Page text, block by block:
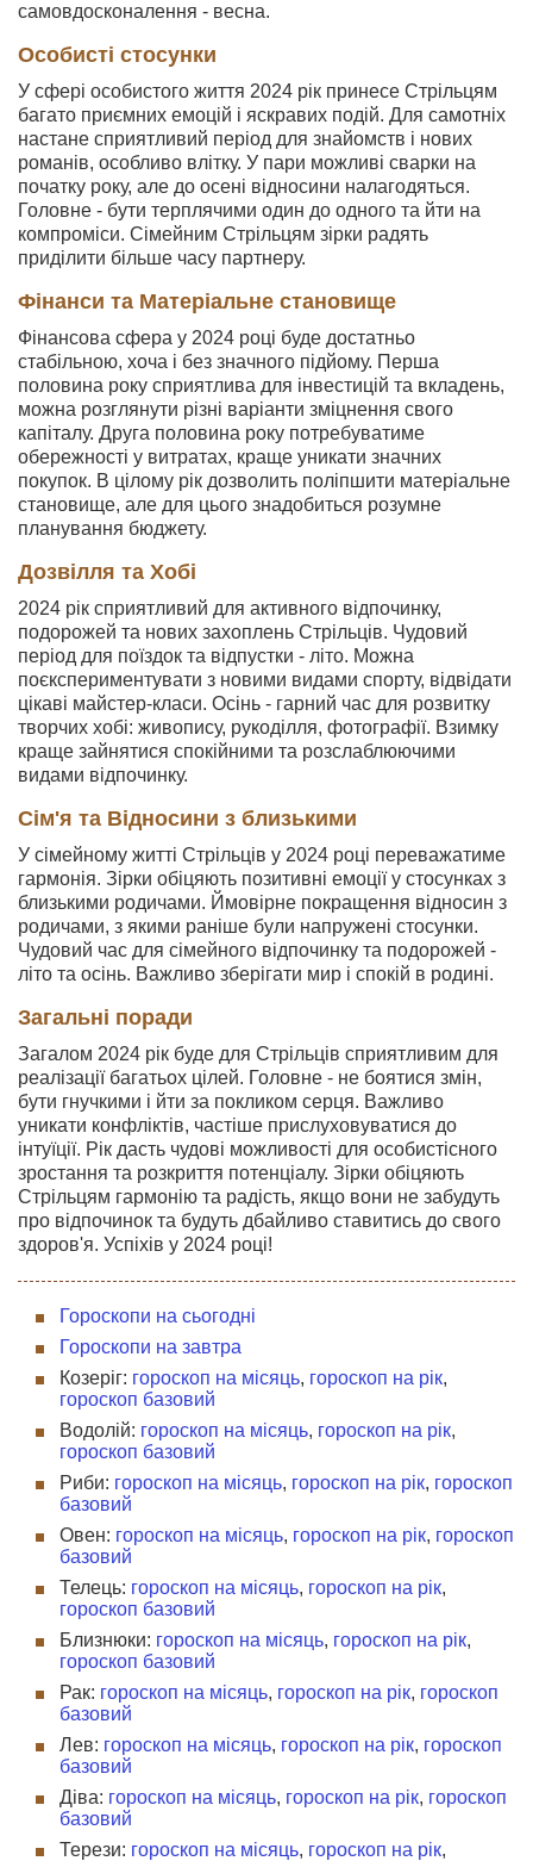
самовдосконалення - весна.
Особисті стосунки
У сфері особистого життя 2024 рік принесе Стрільцям
багато приємних емоцій і яскравих подій. Для самотніх
настане сприятливий період для знайомств і нових
романів, особливо влітку. У пари можливі сварки на
початку року, але до осені відносини налагодяться.
Головне - бути терплячими один до одного та йти на
компроміси. Сімейним Стрільцям зірки радять
приділити більше часу партнеру.
Фінанси та Матеріальне становище
Фінансова сфера у 2024 році буде достатньо
стабільною, хоча і без значного підйому. Перша
половина року сприятлива для інвестицій та вкладень,
можна розглянути різні варіанти зміцнення свого
капіталу. Друга половина року потребуватиме
обережності у витратах, краще уникати значних
покупок. В цілому рік дозволить поліпшити матеріальне
становище, але для цього знадобиться розумне
планування бюджету.
Дозвілля та Хобі
2024 рік сприятливий для активного відпочинку,
подорожей та нових захоплень Стрільців. Чудовий
період для поїздок та відпустки - літо. Можна
поєкспериментувати з новими видами спорту, відвідати
цікаві майстер-класи. Осінь - гарний час для розвитку
творчих хобі: живопису, рукоділля, фотографії. Взимку
краще зайнятися спокійними та розслаблюючими
видами відпочинку.
Сім'я та Відносини з близькими
У сімейному житті Стрільців у 2024 році переважатиме
гармонія. Зірки обіцяють позитивні емоції у стосунках з
близькими родичами. Ймовірне покращення відносин з
родичами, з якими раніше були напружені стосунки.
Чудовий час для сімейного відпочинку та подорожей -
літо та осінь. Важливо зберігати мир і спокій в родині.
Загальні поради
Загалом 2024 рік буде для Стрільців сприятливим для
реалізації багатьох цілей. Головне - не боятися змін,
бути гнучкими і йти за покликом серця. Важливо
уникати конфліктів, частіше прислуховуватися до
інтуїції. Рік дасть чудові можливості для особистісного
зростання та розкриття потенціалу. Зірки обіцяють
Стрільцям гармонію та радість, якщо вони не забудуть
про відпочинок та будуть дбайливо ставитись до свого
здоров'я. Успіхів у 2024 році!
Гороскопи на сьогодні
Гороскопи на завтра
Козеріг: гороскоп на місяць, гороскоп на рік,
гороскоп базовий
Водолій: гороскоп на місяць, гороскоп на рік,
гороскоп базовий
Риби: гороскоп на місяць, гороскоп на рік, гороскоп
базовий
Овен: гороскоп на місяць, гороскоп на рік, гороскоп
базовий
Телець: гороскоп на місяць, гороскоп на рік,
гороскоп базовий
Близнюки: гороскоп на місяць, гороскоп на рік,
гороскоп базовий
Рак: гороскоп на місяць, гороскоп на рік, гороскоп
базовий
Лев: гороскоп на місяць, гороскоп на рік, гороскоп
базовий
Діва: гороскоп на місяць, гороскоп на рік, гороскоп
базовий
Терези: гороскоп на місяць, гороскоп на рік,